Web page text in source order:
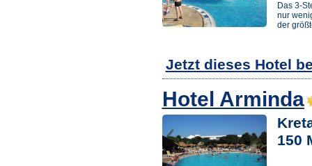
Das 3-
nur
der
Jetzt dieses Hotel
Hotel Arminda
150